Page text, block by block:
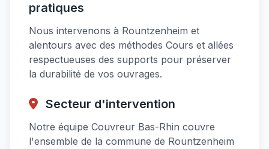
pratiques
Nous intervenons à Rountzenheim et
alentours avec des méthodes Cours et allées
respectueuses des supports pour préserver
la durabilité de vos ouvrages.
Secteur d'intervention
Notre équipe Couvreur Bas-Rhin couvre
l'ensemble de la commune de Rountzenheim